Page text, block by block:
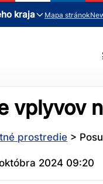
kraja Mapa stránok
vplyvov
prostredie >
2024 09:20